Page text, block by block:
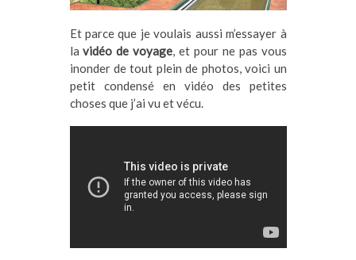
Et parce que je voulais aussi m’essayer à
lavidéo de voyage, et pour ne pas vous
inonder de tout plein de photos, voici un
petit condensé en vidéo des petites
choses que j’ai vu et vécu.